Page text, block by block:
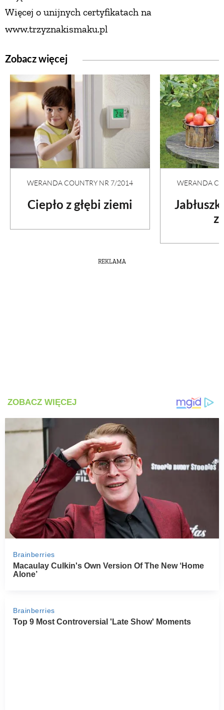
Więcej o unijnych certyfikatach na
www.trzyznakismaku.pl
Zobacz więcej
WERANDA COUNTRY NR 7/2014
Ciepło z głębi ziemi
WERANDA
REKLAMA